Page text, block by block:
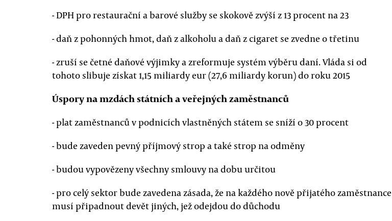
- DPH pro restaurační a barové služby se skokově zvýší z 13 procent na 23
- daň z pohonných hmot, daň z alkoholu a daň z cigaret se zvedne o třetinu
- zruší se četné daňové výjimky a zreformuje systém výběru daní. Vláda si od
tohoto slibuje získat 1,15 miliardy eur (27,6 miliardy korun) do roku 2015
Úspory na mzdách státních a veřejných zaměstnanců
- plat zaměstnanců v podnicích vlastněných státem se sníží o 30 procent
- bude zaveden pevný příjmový strop a také strop na odměny
- budou vypovězeny všechny smlouvy na dobu určitou
- pro celý sektor bude zavedena zásada, že na každého nově přijatého zaměstnance
musí připadnout devět jiných, jež odejdou do důchodu